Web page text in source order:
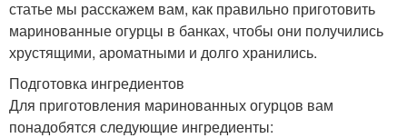
статье мы расскажем вам, как правильно приготовить
маринованные огурцы в банках, чтобы они получились
хрустящими, ароматными и долго хранились.
Подготовка ингредиентов
Для приготовления маринованных огурцов вам
понадобятся следующие ингредиенты: